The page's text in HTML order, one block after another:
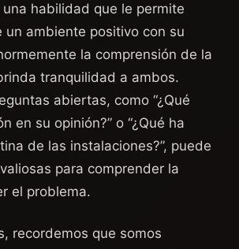
habilidad que le permite
un ambiente positivo con su
la comprensión de la
tranquilidad a ambos.
abiertas, como “¿Qué
en su opinión?” o “¿Qué ha
de las instalaciones?”, puede
para comprender la
el problema.
recordemos que somos